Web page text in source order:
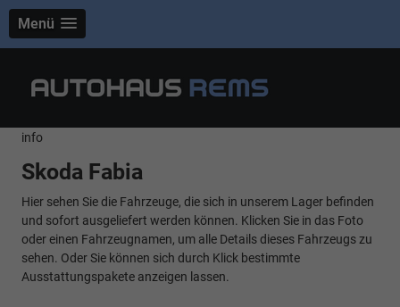
Menü
info
Skoda Fabia
Hier sehen Sie die Fahrzeuge, die sich in unserem Lager befinden
und sofort ausgeliefert werden können. Klicken Sie in das Foto
oder einen Fahrzeugnamen, um alle Details dieses Fahrzeugs zu
sehen. Oder Sie können sich durch Klick bestimmte
Ausstattungspakete anzeigen lassen.